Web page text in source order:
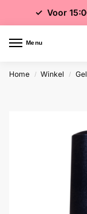
✓ Gratis
✓ Voor ✓
Menu
Home / Winkel / Gel